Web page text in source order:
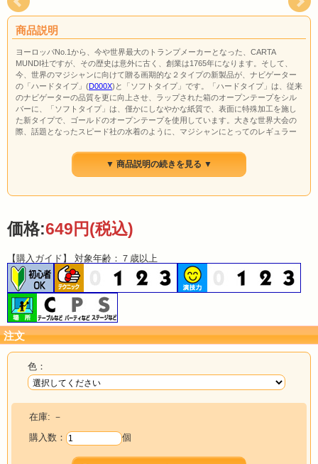
商品説明
ヨーロッパNo.1から、今や世界最大のトランプメーカーとなった、CARTA
MUNDI社ですが、その歴史は意外に古く、創業は1765年になります。そして、
今、世界のマジシャンに向けて贈る画期的な２タイプの新製品が、ナビゲーター
の「ハードタイプ」(D000X)と「ソフトタイプ」です。「ハードタイプ」は、従来
のナビゲーターの品質を更に向上させ、ラップされた箱のオープンテープをシル
バーに、「ソフトタイプ」は、僅かにしなやかな紙質で、表面に特殊加工を施し
た新タイプで、ゴールドのオープンテープを使用しています。大きな世界大会の
際、話題となったスピード社の水着のように、マジシャンにとってのレギュラー
わるかもしれません。「バイスクル」(D080X他）に対してナビゲーターの「ハー
ド」と「ソフト」、その評価はあなた自身にお任せします。ポーカーサイズで色
は赤と青の２色です。青バック(D0011)/赤バック(D0012)
▼ 商品説明の続きを見る ▼
価格:649円(税込)
【購入ガイド】 対象年齢：７歳以上
注文
色：
在庫: －
購入数：
個